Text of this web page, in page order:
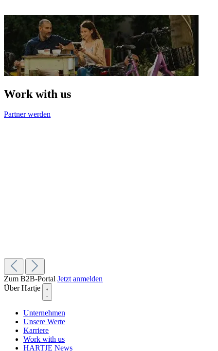
Work with us
Partner werden
Zum B2B-Portal Jetzt anmelden
Über Hartje
Unternehmen
Unsere Werte
Karriere
Work with us
HARTJE News